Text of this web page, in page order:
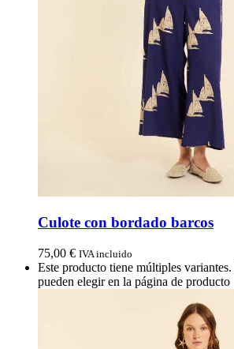
Culote con bordado barcos
75,00 € IVA incluido
Este producto tiene múltiples
pueden elegir en la página de producto